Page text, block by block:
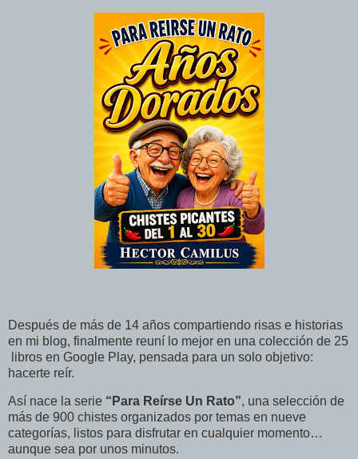
Después de más de 14 años compartiendo risas e historias
en mi blog, finalmente reuní lo mejor en una colección de 25
libros en Google Play, pensada para un solo objetivo:
hacerte reír.
Así nace la serie “Para Reírse Un Rato”, una selección de
más de 900 chistes organizados por temas en nueve
categorías, listos para disfrutar en cualquier momento…
aunque sea por unos minutos.